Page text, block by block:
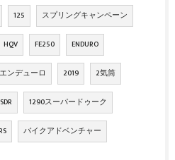
125 スプリングキャンペーン
HQV FE250 ENDURO
エンデューロ 2019 2気筒
SDR 1290スーパードゥーク
バイクアドベンチャー